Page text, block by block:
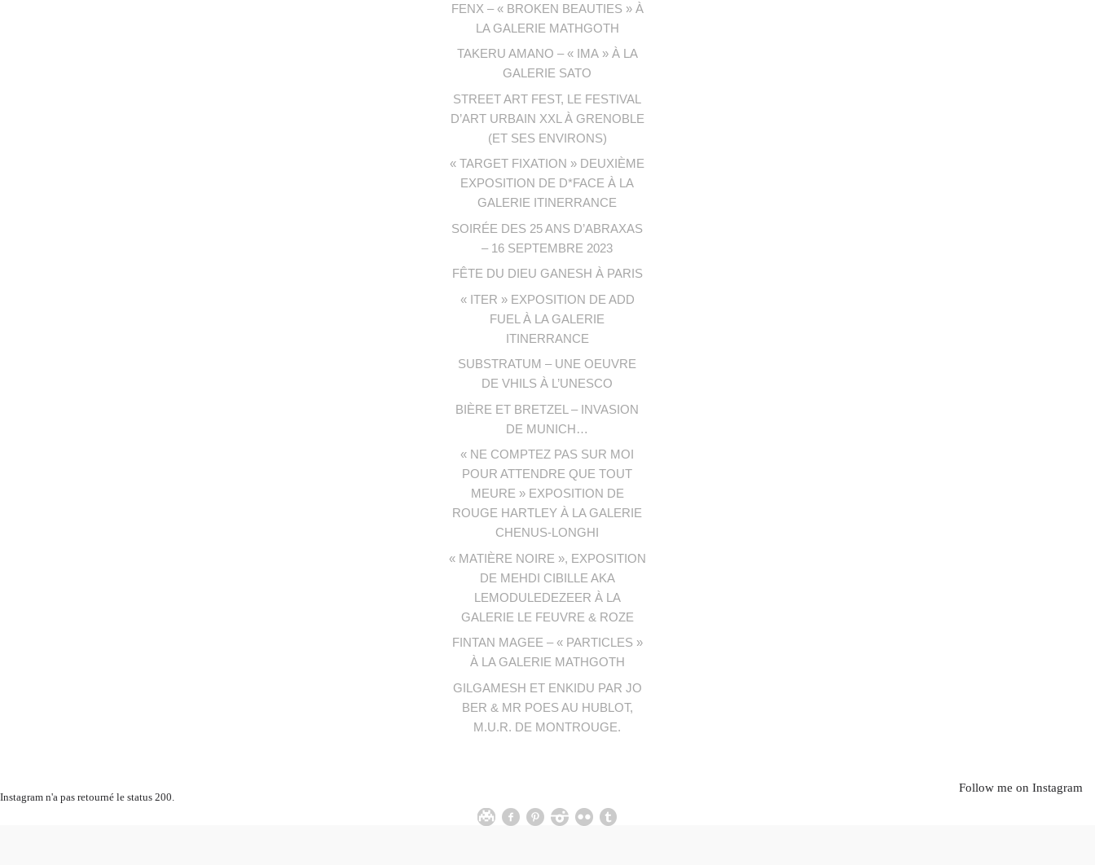
FENX – « BROKEN BEAUTIES » À
LA GALERIE MATHGOTH
TAKERU AMANO – « IMA » À LA
GALERIE SATO
STREET ART FEST, LE FESTIVAL
D’ART URBAIN XXL À GRENOBLE
(ET SES ENVIRONS)
« TARGET FIXATION » DEUXIÈME
EXPOSITION DE D*FACE À LA
GALERIE ITINERRANCE
SOIRÉE DES 25 ANS D’ABRAXAS
– 16 SEPTEMBRE 2023
FÊTE DU DIEU GANESH À PARIS
« ITER » EXPOSITION DE ADD
FUEL À LA GALERIE
ITINERRANCE
SUBSTRATUM – UNE OEUVRE
DE VHILS À L’UNESCO
BIÈRE ET BRETZEL – INVASION
DE MUNICH…
« NE COMPTEZ PAS SUR MOI
POUR ATTENDRE QUE TOUT
MEURE » EXPOSITION DE
ROUGE HARTLEY À LA GALERIE
CHENUS-LONGHI
« MATIÈRE NOIRE », EXPOSITION
DE MEHDI CIBILLE AKA
LEMODULEDEZEER À LA
GALERIE LE FEUVRE & ROZE
FINTAN MAGEE – « PARTICLES »
À LA GALERIE MATHGOTH
GILGAMESH ET ENKIDU PAR JO
BER & MR POES AU HUBLOT,
M.U.R. DE MONTROUGE.
Instagram n'a pas retourné le status 200.
Follow me on Instagram